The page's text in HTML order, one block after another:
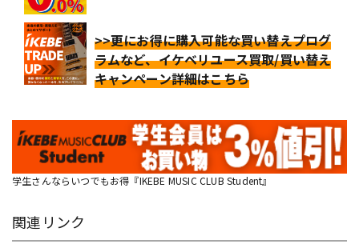
>>更にお得に購入可能な買い替えプログ
ラムなど、イケベリユース買取/買い替え
キャンペーン詳細はこちら
学生さんならいつでもお得『IKEBE MUSIC CLUB Student』
関連リンク